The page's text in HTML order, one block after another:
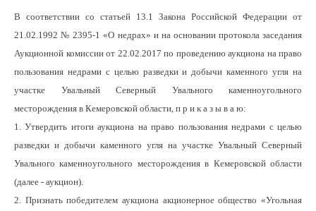
В соответствии со статьей 13.1 Закона Российской Федерации от
21.02.1992 № 2395-1 «О недрах» и на основании протокола заседания
Аукционной комиссии от 22.02.2017 по проведению аукциона на право
пользования недрами с целью разведки и добычи каменного угля на
участке Увальный Северный Увального каменноугольного
месторождения в Кемеровской области, п р и к а з ы в а ю:
1. Утвердить итоги аукциона на право пользования недрами с целью
разведки и добычи каменного угля на участке Увальный Северный
Увального каменноугольного месторождения в Кемеровской области
(далее - аукцион).
2. Признать победителем аукциона акционерное общество «Угольная